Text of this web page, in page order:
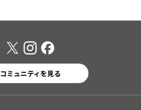
コミュニティを見る